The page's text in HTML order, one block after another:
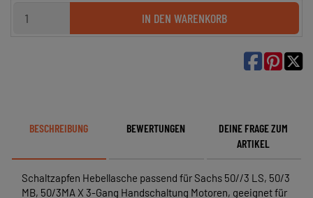
IN DEN WARENKORB

BESCHREIBUNG BEWERTUNGEN
DEINE FRAGE ZUM
ARTIKEL
Schaltzapfen Hebellasche passend für Sachs 50//3 LS, 50/3
MB, 50/3MA X 3-Gang Handschaltung Motoren, geeignet für